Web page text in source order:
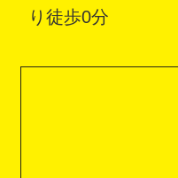
り徒歩0分